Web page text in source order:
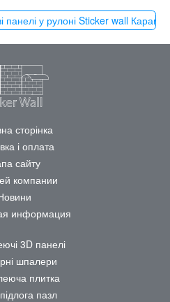
панелі у рулоні Sticker wall
сторінка
і оплата
сайту
компании
информация
3D панелі
шпалери
плитка
пазл